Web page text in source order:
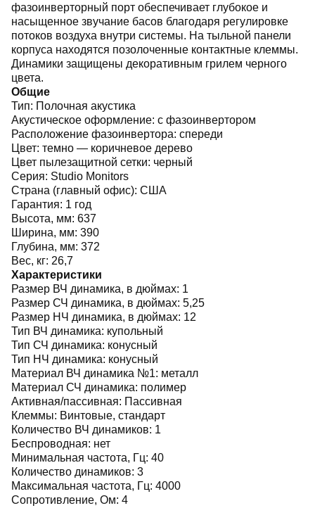
фазоинверторный порт обеспечивает глубокое и
насыщенное звучание басов благодаря регулировке
потоков воздуха внутри системы. На тыльной панели
корпуса находятся позолоченные контактные клеммы.
Динамики защищены декоративным грилем черного
цвета.
Общие
Тип: Полочная акустика
Акустическое оформление: с фазоинвертором
Расположение фазоинвертора: спереди
Цвет: темно — коричневое дерево
Цвет пылезащитной сетки: черный
Серия: Studio Monitors
Страна (главный офис): США
Гарантия: 1 год
Высота, мм: 637
Ширина, мм: 390
Глубина, мм: 372
Вес, кг: 26,7
Характеристики
Размер ВЧ динамика, в дюймах: 1
Размер СЧ динамика, в дюймах: 5,25
Размер НЧ динамика, в дюймах: 12
Тип ВЧ динамика: купольный
Тип СЧ динамика: конусный
Тип НЧ динамика: конусный
Материал ВЧ динамика №1: металл
Материал СЧ динамика: полимер
Активная/пассивная: Пассивная
Клеммы: Винтовые, стандарт
Количество ВЧ динамиков: 1
Беспроводная: нет
Минимальная частота, Гц: 40
Количество динамиков: 3
Максимальная частота, Гц: 4000
Сопротивление, Ом: 4